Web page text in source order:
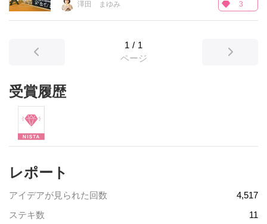
澤田 まゆみ 3
1 / 1
ページ
受賞履歴
レポート
アイデアが見られた回数
4,517
ステキ数
11